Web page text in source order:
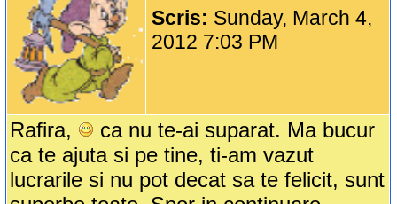
Scris: Sunday, March 4,
2012 7:03 PM
Rafira,
ca nu te-ai suparat. Ma bucur
ca te ajuta si pe tine, ti-am vazut
lucrarile si nu pot decat sa te felicit, sunt